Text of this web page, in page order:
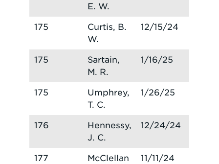
E. W.
175
Curtis, B.
W.
12/15/24
175
Sartain,
M. R.
1/16/25
175
Umphrey,
T. C.
1/26/25
176
Hennessy,
J. C.
12/24/24
177
McClellan
11/11/24